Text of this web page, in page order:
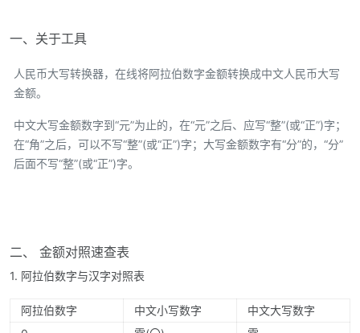
一、关于工具
人民币大写转换器，在线将阿拉伯数字金额转换成中文人民币大写
金额。
中文大写金额数字到“元”为止的，在“元”之后、应写“整”(或“正”)字；
在“角”之后，可以不写“整”(或“正”)字；大写金额数字有“分”的，“分”
后面不写“整”(或“正”)字。
二、 金额对照速查表
1. 阿拉伯数字与汉字对照表
阿拉伯数字 中文小写数字
中文大写数字